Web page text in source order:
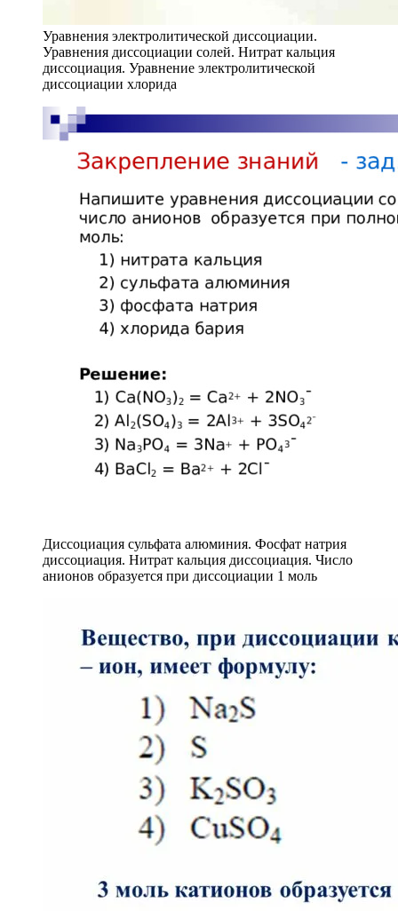
Уравнения электролитической диссоциации.
Уравнения диссоциации солей. Нитрат кальция
диссоциация. Уравнение электролитической
диссоциации хлорида
Диссоциация сульфата алюминия. Фосфат натрия
диссоциация. Нитрат кальция диссоциация. Число
анионов образуется при диссоциации 1 моль